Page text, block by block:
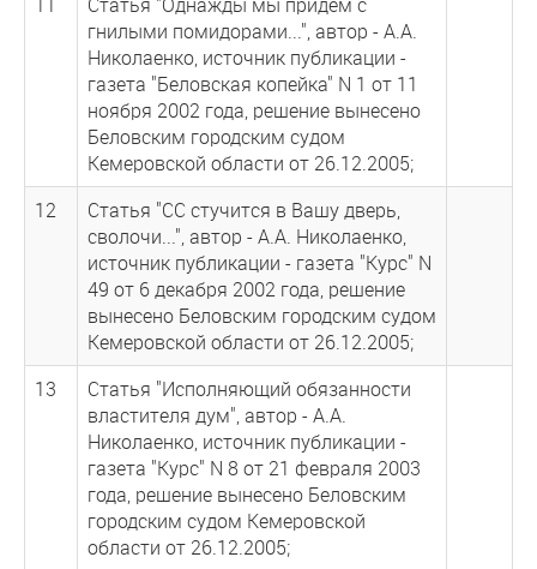
гнилыми помидорами...", автор - А.А.
Николаенко, источник публикации -
газета "Беловская копейка" N 1 от 11
ноября 2002 года, решение вынесено
Беловским городским судом
Кемеровской области от 26.12.2005;
12
Статья "СС стучится в Вашу дверь,
сволочи...", автор - А.А. Николаенко,
источник публикации - газета "Курс" N
49 от 6 декабря 2002 года, решение
вынесено Беловским городским судом
Кемеровской области от 26.12.2005;
13
Статья "Исполняющий обязанности
властителя дум", автор - А.А.
Николаенко, источник публикации -
газета "Курс" N 8 от 21 февраля 2003
года, решение вынесено Беловским
городским судом Кемеровской
области от 26.12.2005;